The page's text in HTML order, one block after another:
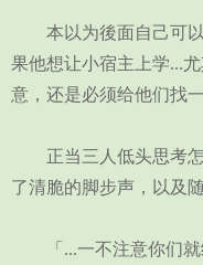
本以为後面自己可以
果他想让小宿主上学...
意，还是必须给他们找
正当三人低头思考怎
了清脆的脚步声，以及
「...一不注意你们就